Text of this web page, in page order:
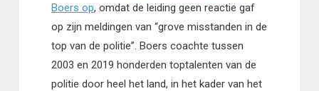
Boers op, omdat de leiding geen reactie gaf
op zijn meldingen van “grove misstanden in de
top van de politie”. Boers coachte tussen
2003 en 2019 honderden toptalenten van de
politie door heel het land, in het kader van het